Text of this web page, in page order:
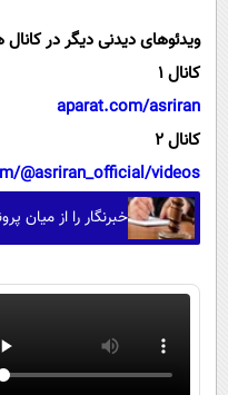
ویدئوهای دیدنی دیگر در
کانال 1
aparat.com/asriran
کانال 2
@asriran_official/videos
خبرنگار را از میان